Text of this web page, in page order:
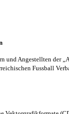
und Angestellten der
Fussball